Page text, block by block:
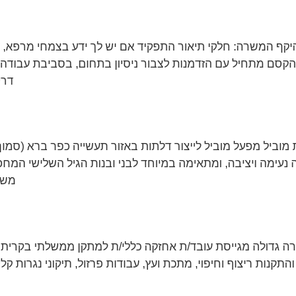
המשרה: חלקי תיאור התפקיד אם יש לך ידע בצמחי מרפא,
מתחיל עם הזדמנות לצבור ניסיון בתחום, בסביבת
מפעל מוביל לייצור דלתות באזור תעשייה כפר ברא
ויציבה, ומתאימה במיוחד לבני ובנות הגיל השלישי
גדולה מגייסת עובד/ת אחזקה כללי/ת למתקן ממשלתי